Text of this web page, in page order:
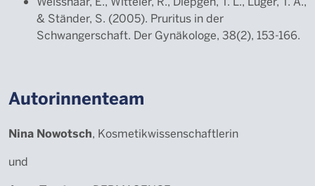
& Ständer, S. (2005). Pruritus in der
Schwangerschaft. Der Gynäkologe, 38(2), 153-166.
Autorinnenteam
Nina Nowotsch, Kosmetikwissenschaftlerin
und